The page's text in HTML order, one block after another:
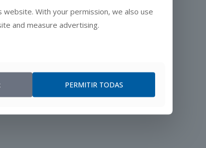
With your permission, we also use
and measure advertising.
PERMITIR TODAS